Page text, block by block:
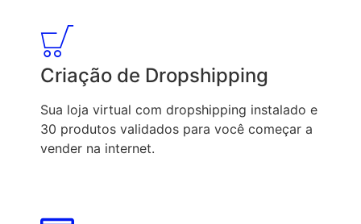
Criação de Dropshipping
Sua loja virtual com dropshipping instalado e
30 produtos validados para você começar a
vender na internet.